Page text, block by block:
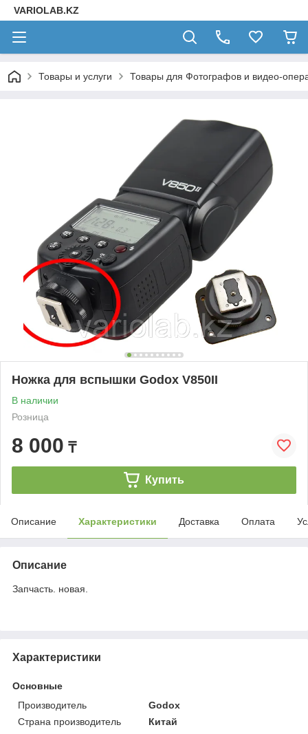
VARIOLAB.KZ
Товары и услуги Товары для Фотографов и видео-
Ножка для вспышки Godox V850II
В наличии
Розница
8 000 ₸
Купить
Описание Характеристики Доставка Оплата
Описание
Запчасть. новая.
Характеристики
Основные
Производитель
Godox
Страна производитель
Китай